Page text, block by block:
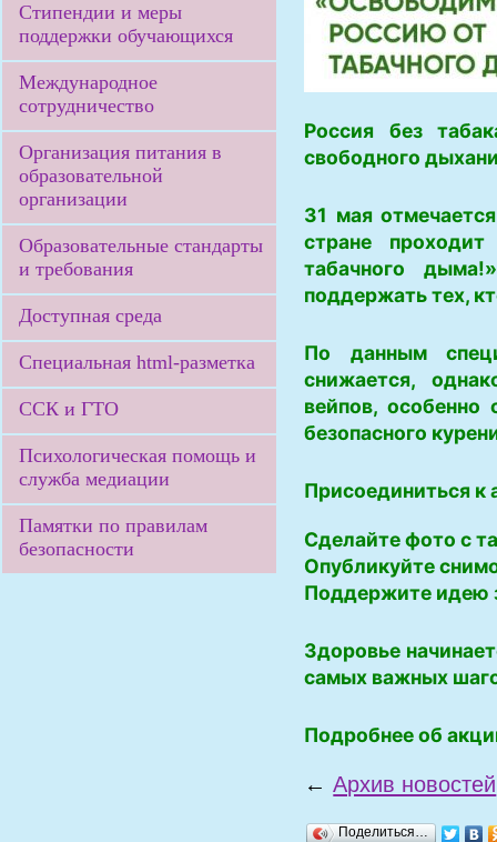
Стипендии и меры
поддержки обучающихся
Международное
сотрудничество
Организация питания в
образовательной
организации
Образовательные стандарты
и требования
Доступная среда
Специальная html-разметка
ССК и ГТО
Психологическая помощь и
служба медиации
Памятки по правилам
безопасности
Россия без
свободного
31 мая
стране
табачного
поддержать тех,
По данным
снижается,
вейпов,
безопасного
Присоединиться
Сделайте фото с
Опубликуйте
Поддержите идею
Здоровье
самых важных
Подробнее об
←Архив новостей
Поделиться…